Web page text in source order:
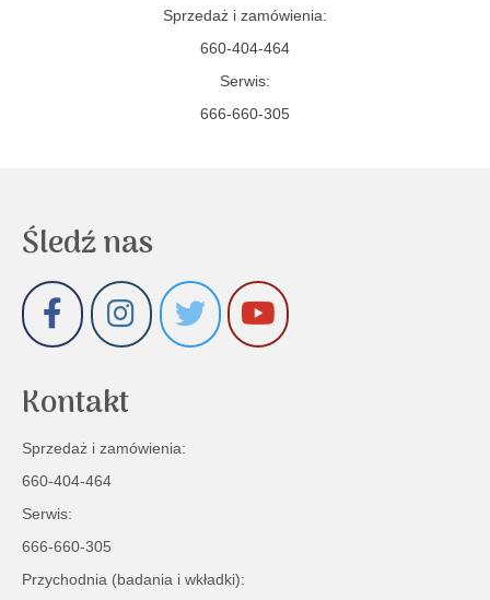
Sprzedaż i zamówienia:
660-404-464
Serwis:
666-660-305
Śledź nas
Kontakt
Sprzedaż i zamówienia:
660-404-464
Serwis:
666-660-305
Przychodnia (badania i wkładki):